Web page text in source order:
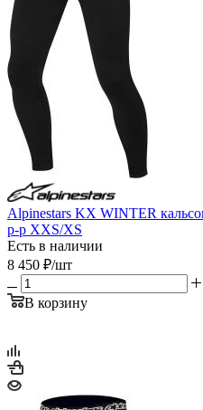
Alpinestars KX WINTER
р-р XXS/XS
Есть в наличии
8 450 ₽/шт
В корзину